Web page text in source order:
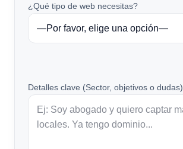
¿Qué tipo de web necesitas?
Detalles clave (Sector, objetivos o dudas)